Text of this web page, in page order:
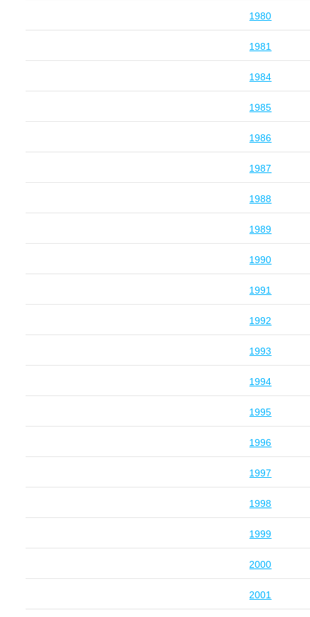
1980
1981
1984
1985
1986
1987
1988
1989
1990
1991
1992
1993
1994
1995
1996
1997
1998
1999
2000
2001